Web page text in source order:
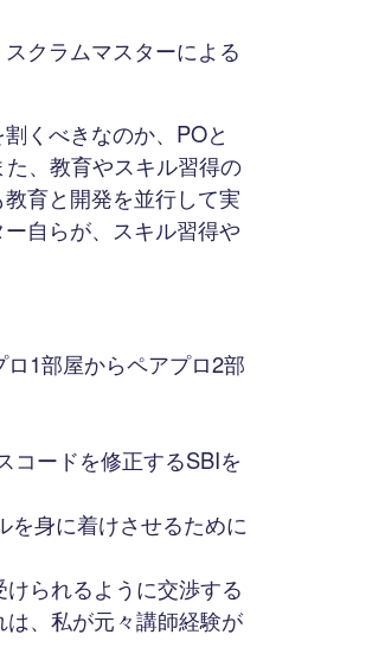
クラムマスターによる
くべきなのか、POと
、教育やスキル習得の
育と開発を並行して実
自らが、スキル習得や
1部屋からペアプロ2部
コードを修正するSBIを
を身に着けさせるために
られるように交渉する
、私が元々講師経験が